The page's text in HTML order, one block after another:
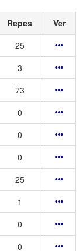
Repes
Ver
25
3
73
0
0
0
25
1
0
0